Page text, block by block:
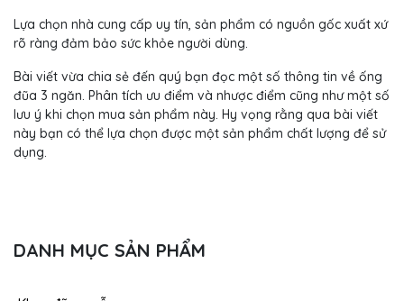
Lựa chọn nhà cung cấp uy tín, sản phẩm có nguồn gốc xuất xứ
rõ ràng đảm bảo sức khỏe người dùng.
Bài viết vừa chia sẻ đến quý bạn đọc một số thông tin về ống
đũa 3 ngăn. Phân tích ưu điểm và nhược điểm cũng như một số
lưu ý khi chọn mua sản phẩm này. Hy vọng rằng qua bài viết
này bạn có thể lựa chọn được một sản phẩm chất lượng để sử
dụng.
DANH MỤC SẢN PHẨM